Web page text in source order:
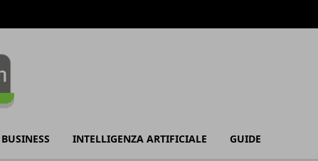
BUSINESS INTELLIGENZA ARTIFICIALE GUIDE